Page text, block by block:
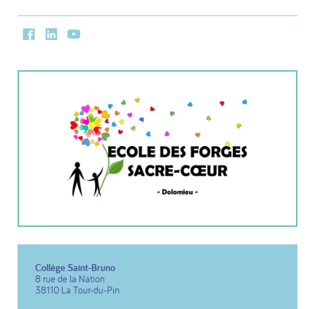
FacebookLinkedInYoutube
Collège Saint-Bruno
8 rue de la Nation
38110 La Tour-du-Pin